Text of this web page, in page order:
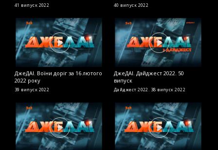
41 випуск 2022 40 випуск 2022
ДжеДАІ. Воїни доріг за 16 лютого
2022 року
39 випуск 2022
ДжеДАІ. Дайджест 2022. 50
випуск
Дайджест 2022. 38 випуск 2022